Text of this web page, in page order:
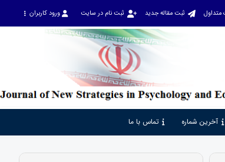
متداول ثبت مقاله جدید ثبت نام در سایت ورود کاربران
آخرین شماره تماس با ما